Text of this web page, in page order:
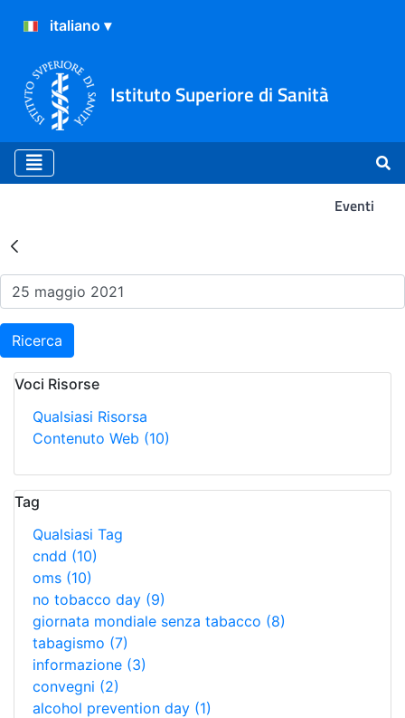
Istituto Superiore di Sanità
Eventi
Risultati della Ricerca -
Ricerca
Voci Risorse
Qualsiasi Risorsa
Contenuto Web (10)
Tag
Qualsiasi Tag
cndd (10)
oms (10)
no tobacco day (9)
giornata mondiale senza tabacco (8)
tabagismo (7)
informazione (3)
convegni (2)
alcohol prevention day (1)